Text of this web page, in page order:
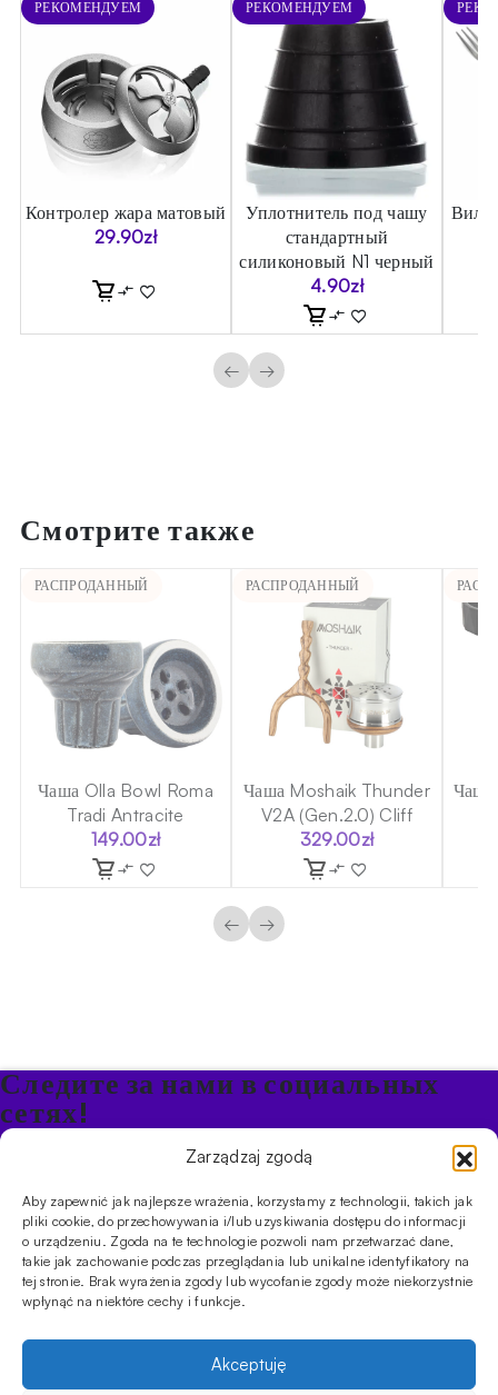
Zarządzaj zgodą
Aby zapewnić jak najlepsze wrażenia, korzystamy z technologii, takich jak
pliki cookie, do przechowywania i/lub uzyskiwania dostępu do informacji
o urządzeniu. Zgoda na te technologie pozwoli nam przetwarzać dane,
takie jak zachowanie podczas przeglądania lub unikalne identyfikatory na
tej stronie. Brak wyrażenia zgody lub wycofanie zgody może niekorzystnie
wpłynąć na niektóre cechy i funkcje.
Akceptuję
РЕКОМЕНДУЕМ
Контролер жара матовый
29.90zł
РЕКОМЕНДУЕМ
Уплотнитель под чашу
стандартный
силиконовый N1 черный
4.90zł
← →
Смотрите также
РАСПРОДАННЫЙ
Чаша Olla Bowl Roma
Tradi Antracite
149.00zł
РАСПРОДАННЫЙ
Чаша Moshaik Thunder
V2A (Gen.2.0) Cliff
329.00zł
← →
Следите за нами в социальных
сетях!
Будьте в курсе акций и новостей в Кальяне
ПРОДУКТЫ
КальяныЧашиУгли и розжигПродукты безникотиновые
ИНФОРМАЦИЯ
АКЦИИFAQФирмыПравила работы магазина
УСЛУГИ
МагазинОбучения